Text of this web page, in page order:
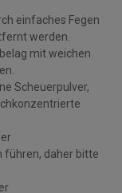
einfaches Fegen
werden.
mit weichen
Scheuerpulver,
führen, daher bitte